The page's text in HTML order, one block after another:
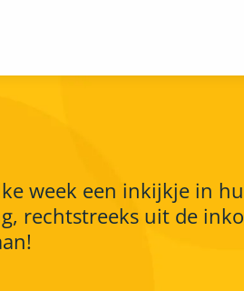
week een inkijkje in
rechtstreeks uit de